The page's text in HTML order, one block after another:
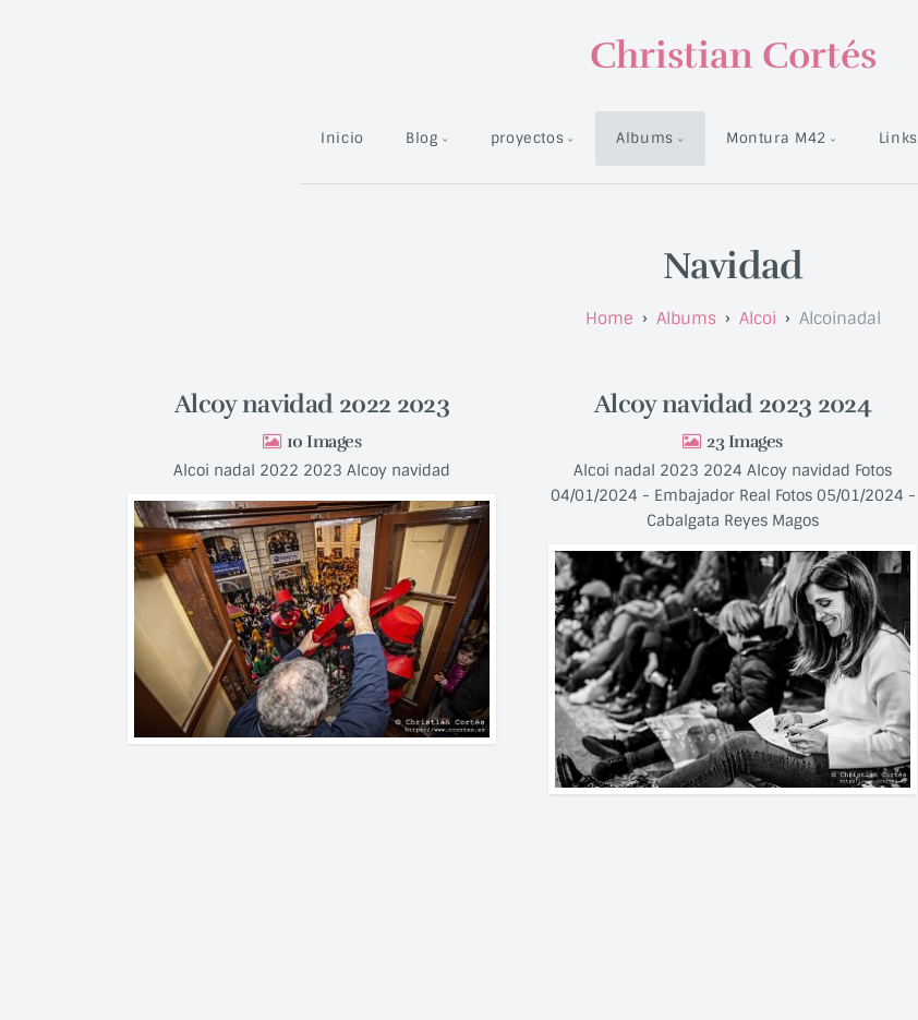
Christian Cortés
Inicio Blog proyectos Albums Montura M42 Links
Navidad
Albums Alcoi Alcoinadal
Alcoy navidad 2022 2023
10
Alcoi nadal 2022 2023 Alcoy navidad
Alcoy navidad 2023 2024
23
Alcoi nadal 2023 2024 Alcoy navidad Fotos
04/01/2024 - Embajador Real Fotos 05/01/2024 -
Cabalgata Reyes Magos